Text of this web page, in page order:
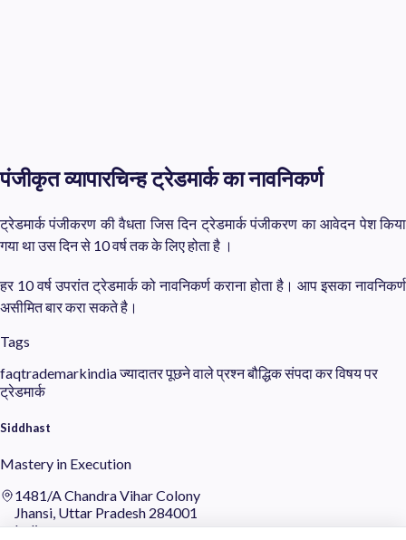
पंजीकृत व्यापारचिन्ह ट्रेडमार्क का नावनिकर्ण
ट्रेडमार्क पंजीकरण की वैधता जिस दिन ट्रेडमार्क पंजीकरण का आवेदन पेश किया
गया था उस दिन से 10 वर्ष तक के लिए होता है ।
हर 10 वर्ष उपरांत ट्रेडमार्क को नावनिकर्ण कराना होता है। आप इसका नावनिकर्ण
असीमित बार करा सकते है।
Tags
faqtrademarkindiaज्यादातर पूछने वाले प्रश्न बौद्धिक संपदा कर विषय पर
ट्रेडमार्क
Siddhast
Mastery in Execution
1481/A Chandra Vihar Colony
Jhansi, Uttar Pradesh 284001
India